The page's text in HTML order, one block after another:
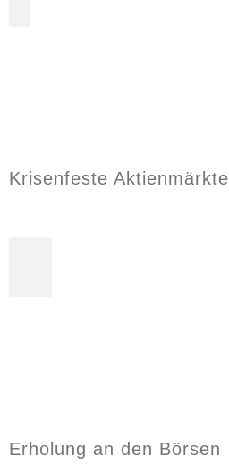
Krisenfeste Aktienmärkte
Erholung an den Börsen